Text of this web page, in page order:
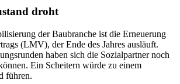
droht
der Baubranche ist die Erneuerung
(LMV), der Ende des Jahres ausläuft.
haben sich die Sozialpartner noch
Ein Scheitern würde zu einem
führen.